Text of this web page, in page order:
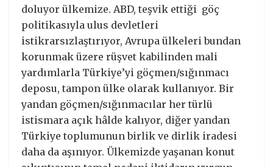
doluyor ülkemize. ABD, teşvik ettiği göç
politikasıyla ulus devletleri
istikrarsızlaştırıyor, Avrupa ülkeleri bundan
korunmak üzere rüşvet kabilinden mali
yardımlarla Türkiye’yi göçmen/sığınmacı
deposu, tampon ülke olarak kullanıyor. Bir
yandan göçmen/sığınmacılar her türlü
istismara açık hâlde kalıyor, diğer yandan
Türkiye toplumunun birlik ve dirlik iradesi
daha da aşınıyor. Ülkemizde yaşanan konut